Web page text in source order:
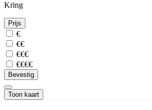
Kring
Prijs
€
€€
€€€
€€€€
Bevestig
Toon kaart